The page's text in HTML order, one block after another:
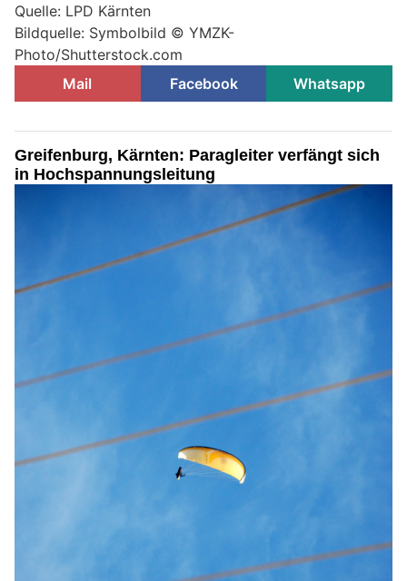
Quelle: LPD Kärnten
Bildquelle: Symbolbild © YMZK-
Photo/Shutterstock.com
Mail
Facebook Whatsapp
Greifenburg, Kärnten: Paragleiter verfängt sich
in Hochspannungsleitung